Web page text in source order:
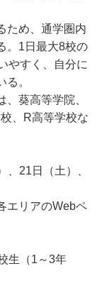
ため、通学圏内
。1日最大8校の
やすく、自分に
。
葵高等学院、
、R高等学校な
、21日（土）、
エリアのWebペ
生（1～3年